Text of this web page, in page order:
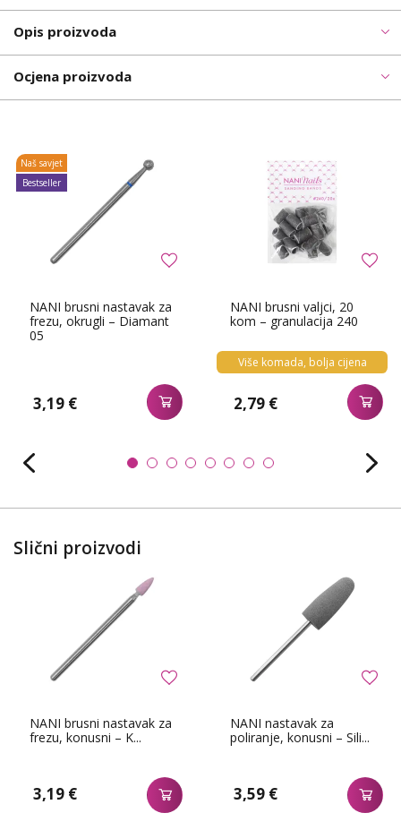
Opis proizvoda
Ocjena proizvoda
NANI brusni nastavak za
frezu, okrugli – Diamant
05
3,19 €
Naš savjet
Bestseller
NANI brusni valjci, 20
kom – granulacija 240
Više komada, bolja cijena
2,79 €
Slični proizvodi
NANI brusni nastavak za
frezu, konusni – K...
3,19 €
NANI nastavak za
poliranje, konusni – Sili...
3,59 €